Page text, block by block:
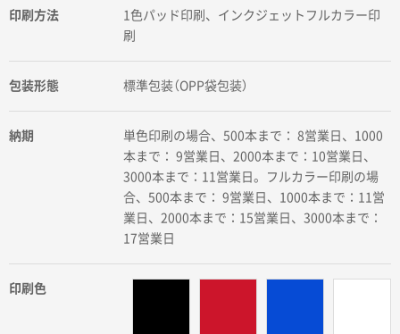
印刷方法
1色パッド印刷、インクジェットフルカラー印
刷
包装形態 標準包装（OPP袋包装）
納期
単色印刷の場合、500本まで： 8営業日、1000
本まで： 9営業日、2000本まで：10営業日、
3000本まで：11営業日。フルカラー印刷の場
合、500本まで： 9営業日、1000本まで：11営
業日、2000本まで：15営業日、3000本まで：
17営業日
印刷色